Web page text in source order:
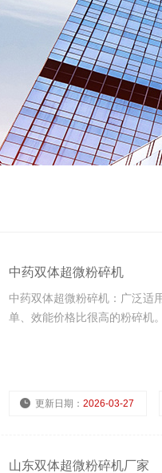
中药双体超微粉碎机
中药双体超微粉碎机：广泛适
单、效能价格比很高的粉碎机。
更新日期： 2026-03-27
山东双体超微粉碎机厂家